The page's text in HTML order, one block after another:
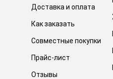
Доставка и оплата
Как заказать
Совместные покупки
Прайс-лист
Отзывы